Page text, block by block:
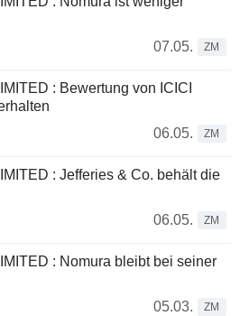
07.05.
ZM
: Bewertung von ICICI
06.05.
ZM
: Jefferies & Co. behält die
06.05.
ZM
: Nomura bleibt bei seiner
05.03.
ZM